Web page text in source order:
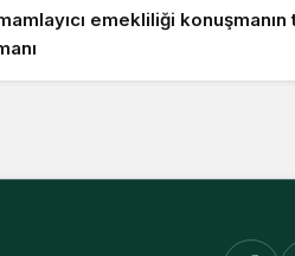
emekliliği konuşmanın